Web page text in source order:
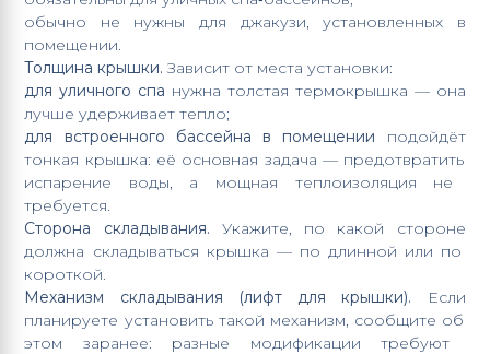
обычно не нужны для джакузи, установленных в
помещении.
Толщина крышки. Зависит от места установки:
для уличного спа нужна толстая термокрышка — она
лучше удерживает тепло;
для встроенного бассейна в помещении подойдёт
тонкая крышка: её основная задача — предотвратить
испарение воды, а мощная теплоизоляция не
требуется.
Сторона складывания. Укажите, по какой стороне
должна складываться крышка — по длинной или по
короткой.
Механизм складывания (лифтдля крышки). Если
планируете установитьтакой механизм, сообщите об
этом заранее: разные модификации требуют